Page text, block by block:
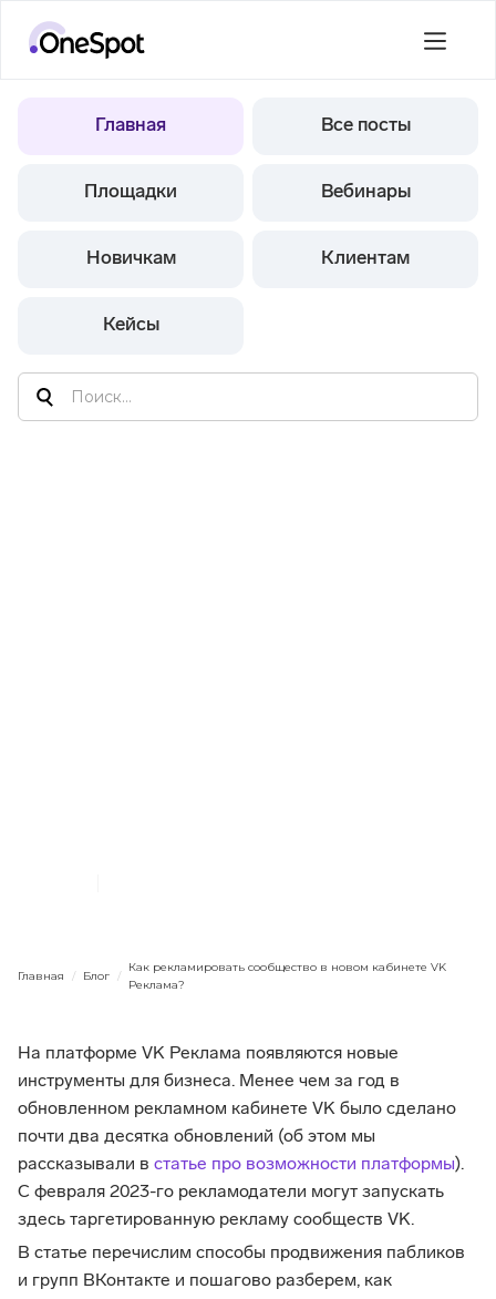
Главная Все посты
Площадки Вебинары
Новичкам Клиентам
Кейсы
Главная / Блог /
Как рекламировать сообщество в новом кабинете VK
Реклама?
На платформе VK Реклама появляются новые
инструменты для бизнеса. Менее чем за год в
обновленном рекламном кабинете VK было сделано
почти два десятка обновлений (об этом мы
рассказывали в статье про возможности платформы).
С февраля 2023-го рекламодатели могут запускать
здесь таргетированную рекламу сообществ VK.
В статье перечислим способы продвижения пабликов
и групп ВКонтакте и пошагово разберем, как